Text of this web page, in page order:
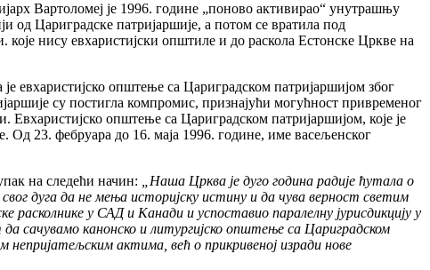
Вартоломеј је 1996. године „поново активирао“ унутрашњу
од Цариградске патријаршије, а потом се вратила под
које нису евхаристијски општиле и до раскола Естонске Цркве на
евхаристијско општење са Цариградском патријаршијом због
су постигла компромис, признајући могућност привременог
Евхаристијско општење са Цариградском патријаршијом, које је
Од 23. фебруара до 16. маја 1996. године, име васељенског
на следећи начин: „Наша Црква је дуго година радије ћутала о
дуга да не мења историјску истину и да чува верност светим
расколнике у САД и Канади и успоставио паралелну јурисдикцију у
сачувамо канонско и литургијско општење са Цариградском
непријатељским актима, већ о прикривеној изради нове